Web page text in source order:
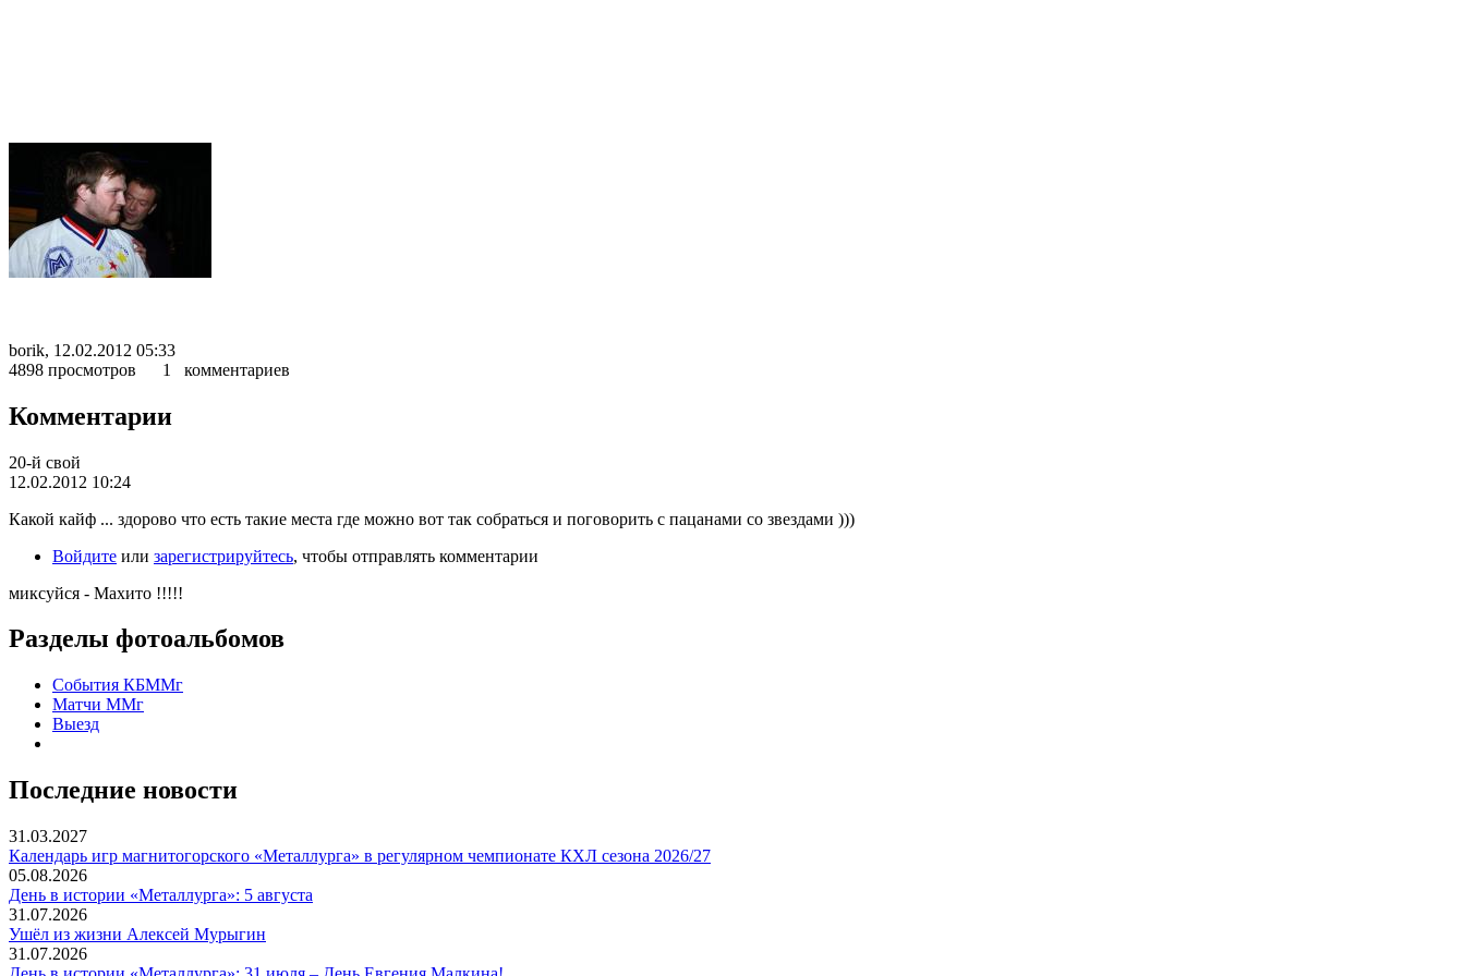
borik, 12.02.2012 05:33
4898 просмотров 1 комментариев
Комментарии
20-й свой
12.02.2012 10:24
Какой кайф ... здорово что есть такие места где можно вот так собраться и поговорить с пацанами со звездами )))
Войдите или зарегистрируйтесь, чтобы отправлять комментарии
миксуйся - Махито !!!!!
Разделы фотоальбомов
События КБММг
Матчи ММг
Выезд
Последние новости
31.03.2027
Календарь игр магнитогорского «Металлурга» в регулярном чемпионате КХЛ сезона 2026/27
05.08.2026
День в истории «Металлурга»: 5 августа
31.07.2026
Ушёл из жизни Алексей Мурыгин
31.07.2026